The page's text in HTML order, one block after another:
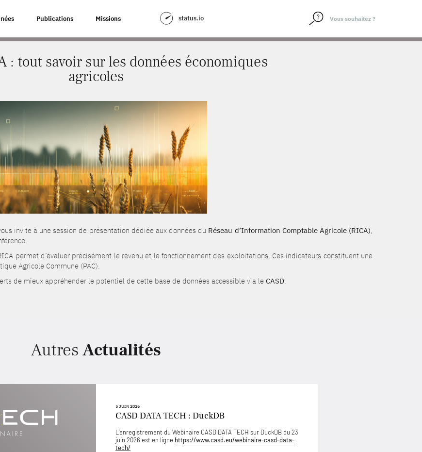
Publications Missions status.io
LES DONNÉES ÉCONOMIQUES AGRICOLES
: tout savoir sur les données économiques
agricoles
invite à une session de présentation dédiée aux données du Réseau d’Information Comptable Agricole (RICA),
permet d’évaluer précisément le revenu et le fonctionnement des exploitations. Ces indicateurs constituent une
Agricole Commune (PAC).
de mieux appréhender le potentiel de cette base de données accessible via le CASD.
Autres Actualités
5 JUIN 2026
CASD DATA TECH : DuckDB
L’enregistrement du Webinaire CASD DATA TECH sur DuckDB du 23
juin 2026 est en ligne https://www.casd.eu/webinaire-casd-data-
tech/